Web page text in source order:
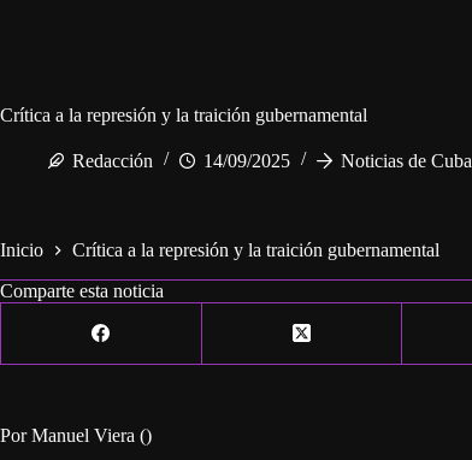
Crítica a la represión y la traición gubernamental
Redacción 14/09/2025 Noticias de Cuba
Inicio
Crítica a la represión y la traición gubernamental
Comparte esta noticia
Por Manuel Viera ()